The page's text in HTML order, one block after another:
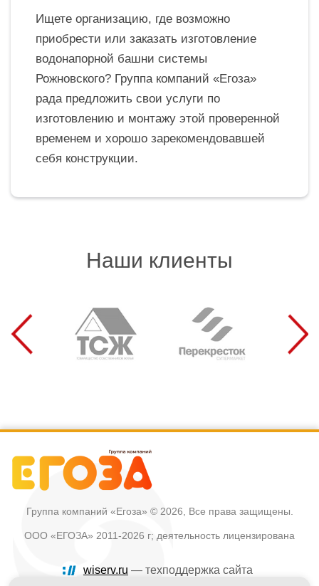
Ищете организацию, где возможно
приобрести или заказать изготовление
водонапорной башни системы
Рожновского? Группа компаний «Егоза»
рада предложить свои услуги по
изготовлению и монтажу этой проверенной
временем и хорошо зарекомендовавшей
себя конструкции.
Наши клиенты
Группа компаний «Егоза» © 2026, Все права защищены.
ООО «ЕГОЗА» 2011-2026 г; деятельность лицензирована
wiserv.ru — техподдержка сайта